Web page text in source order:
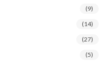
(9)
(14)
(27)
(5)